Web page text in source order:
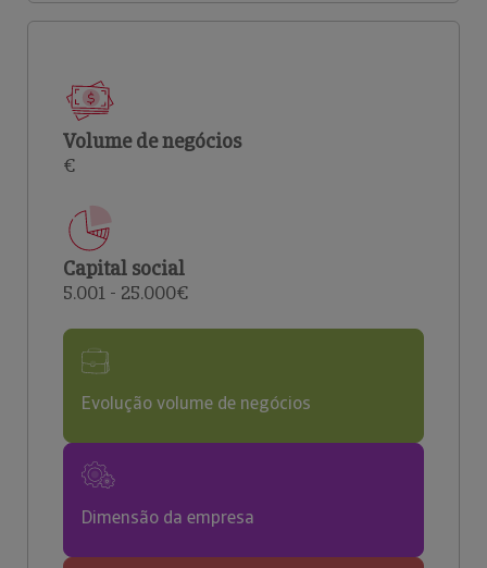
Volume de negócios
€
Capital social
5.001 - 25.000€
Evolução volume de negócios
Dimensão da empresa